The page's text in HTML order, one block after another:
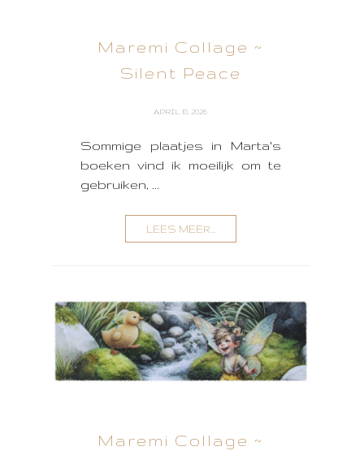
Maremi Collage ~
Silent Peace
APRIL 10, 2026
Sommige plaatjes in Marta's
boeken vind ik moeilijk om te
gebruiken, ...
LEES MEER...
Maremi Collage ~